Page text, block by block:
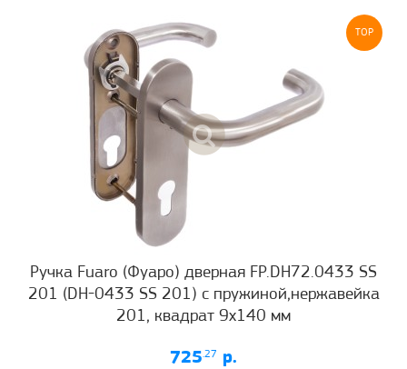
TOP
Ручка Fuaro (Фуаро) дверная FP.DH72.0433 SS
201 (DH-0433 SS 201) с пружиной,нержавейка
201, квадрат 9x140 мм
725.27 р.